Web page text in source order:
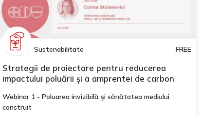
Sustenabilitate FREE
Strategii de proiectare pentru reducerea
impactului poluării și a amprentei de carbon
Webinar 1 - Poluarea invizibilă și sănătatea mediului
construit